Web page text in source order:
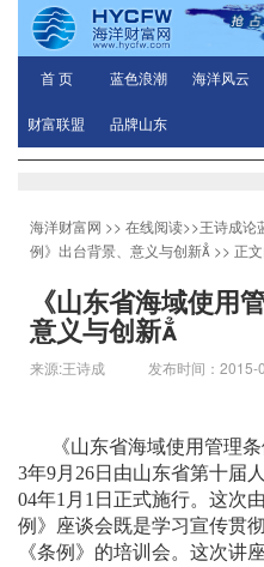
首 页 蓝色浪潮 海洋风云
财富联盟 品牌山东
海洋财富网 >> 在线阅读>>王诗成论
例》出台背景、意义与创新 >> 正
《山东省海域使用
意义与创新
来源:王诗成 发布时间：2015-
《山东省海域使用管理条
3年9月 26日 由山东省第十届
04年1 月 1 日 正式施行。这次
例》座谈会既是学习宣传贯
《条例》的培训会。这次讲